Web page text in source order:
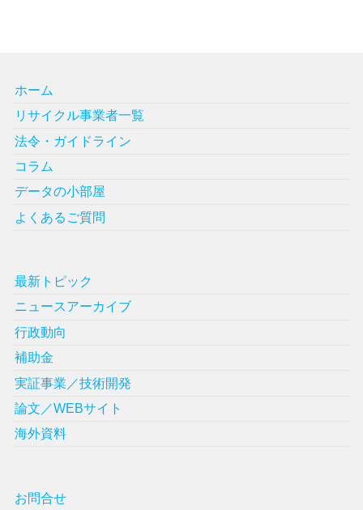
ホーム
リサイクル事業者一覧
法令・ガイドライン
コラム
データの小部屋
よくあるご質問
最新トピック
ニュースアーカイブ
行政動向
補助金
実証事業／技術開発
論文／WEBサイト
海外資料
お問合せ